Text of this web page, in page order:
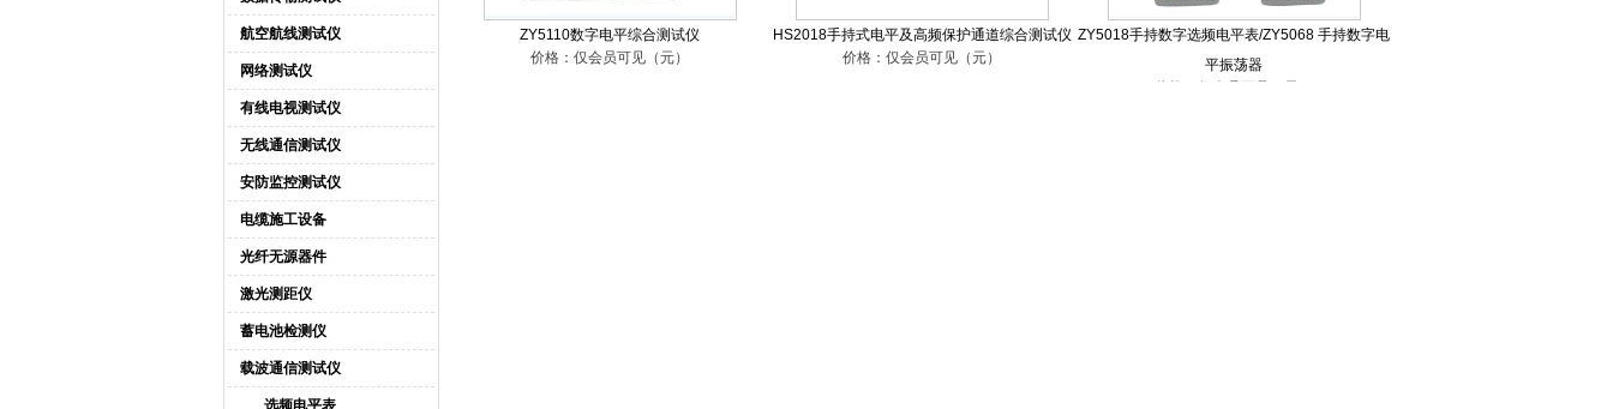
航空航线测试仪
网络测试仪
有线电视测试仪
无线通信测试仪
安防监控测试仪
电缆施工设备
光纤无源器件
激光测距仪
蓄电池检测仪
载波通信测试仪
选频电平表
ZY5110数字电平综合测试仪 HS2018手持式电平及高频保护通道综合测试仪 ZY5018手持数字选频电平表/ZY5068 手持数字电
平振荡器